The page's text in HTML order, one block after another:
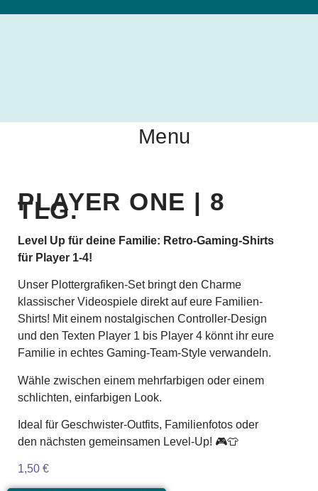
Menu
PLAYER ONE | 8
TLG.
Level Up für deine Familie: Retro-Gaming-Shirts
für Player 1-4!
Unser Plottergrafiken-Set bringt den Charme
klassischer Videospiele direkt auf eure Familien-
Shirts! Mit einem nostalgischen Controller-Design
und den Texten Player 1 bis Player 4 könnt ihr eure
Familie in echtes Gaming-Team-Style verwandeln.
Wähle zwischen einem mehrfarbigen oder einem
schlichten, einfarbigen Look.
Ideal für Geschwister-Outfits, Familienfotos oder
den nächsten gemeinsamen Level-Up! 🎮👕
1,50€